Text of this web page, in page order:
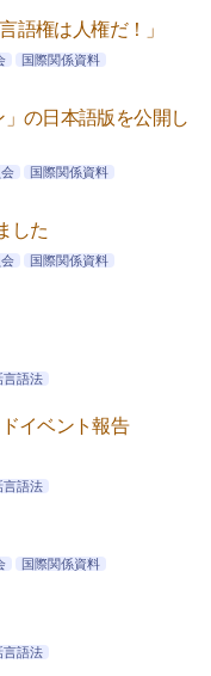
語権は人権だ！」
国際関係資料
の日本語版を公開し
国際関係資料
した
国際関係資料
言語法
イベント報告
言語法
国際関係資料
言語法